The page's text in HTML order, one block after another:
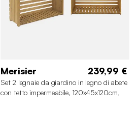
Merisier 239,99 €
Set 2 legnaie da giardino in legno di abete
con tetto impermeabile, 120x45x120cm,